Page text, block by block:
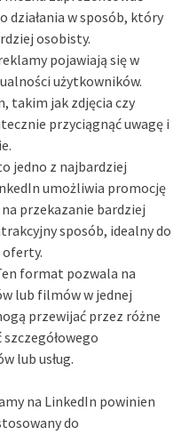
działania w sposób, który
osobisty.
pojawiają się w
użytkowników.
takim jak zdjęcia czy
przyciągnąć uwagę i
jedno z najbardziej
umożliwia promocję
przekazanie bardziej
sposób, idealny do
format pozwala na
lub filmów w jednej
przewijać przez różne
lub usług.
na LinkedIn powinien
do